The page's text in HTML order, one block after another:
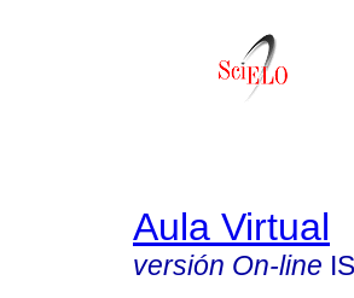
Aula Virtual
versión On-line